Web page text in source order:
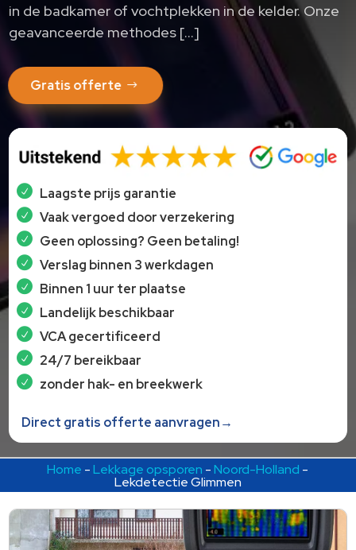
in de badkamer of vochtplekken in de kelder. Onze
geavanceerde methodes […]
Gratis offerte
Laagste prijs garantie
Vaak vergoed door verzekering
Geen oplossing? Geen betaling!
Verslag binnen 3 werkdagen
Binnen 1 uur ter plaatse
Landelijk beschikbaar
VCA gecertificeerd
24/7 bereikbaar
zonder hak- en breekwerk
Direct gratis offerte aanvragen→
Home -Lekkage opsporen -Noord-Holland -
Lekdetectie Glimmen